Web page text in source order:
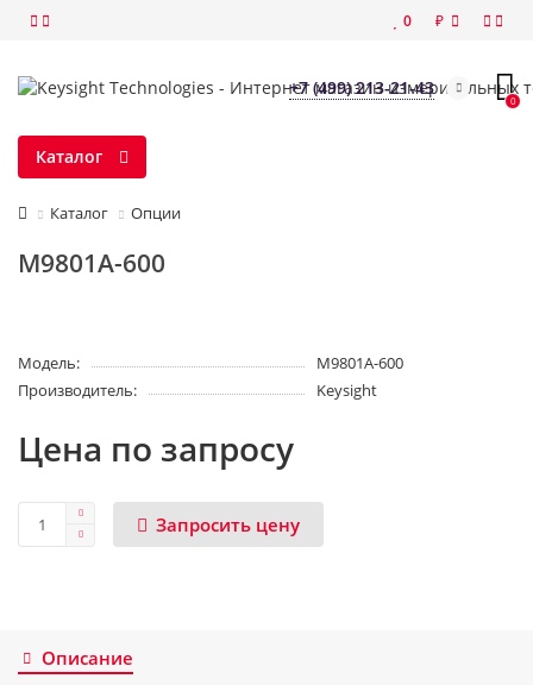
₽
0
+7 (499) 213-21-43
0
Каталог
Каталог Опции
M9801A-600
Модель:
M9801A-600
Производитель:
Keysight
Цена по запросу
Запросить цену
Описание